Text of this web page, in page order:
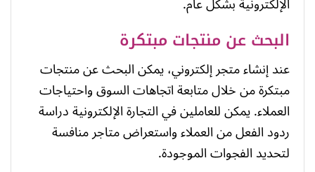
البحث عن منتجات مبتكرة
عند إنشاء متجر إلكتروني، يمكن البحث عن منتجات
مبتكرة من خلال متابعة اتجاهات السوق واحتياجات
العملاء. يمكن للعاملين في التجارة الإلكترونية دراسة
ردود الفعل من العملاء واستعراض متاجر منافسة
لتحديد الفجوات الموجودة.